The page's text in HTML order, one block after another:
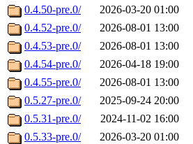
0.4.50-pre.0/
2026-03-20 01:00
0.4.52-pre.0/
2026-08-01 13:00
0.4.53-pre.0/
2026-08-01 13:00
0.4.54-pre.0/
2026-04-18 19:00
0.4.55-pre.0/
2026-08-01 13:00
0.5.27-pre.0/
2025-09-24 20:00
0.5.31-pre.0/
2024-11-02 16:00
0.5.33-pre.0/
2026-03-20 01:00